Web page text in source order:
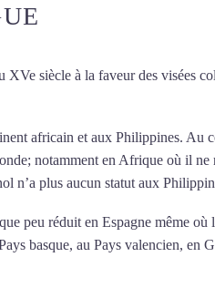
XVe siècle à la faveur des
africain et aux Philippines.
notamment en Afrique où il
n’a plus aucun statut aux
peu réduit en Espagne même
basque, au Pays valencien, en